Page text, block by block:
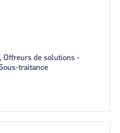
Offreurs de solutions -
traitance